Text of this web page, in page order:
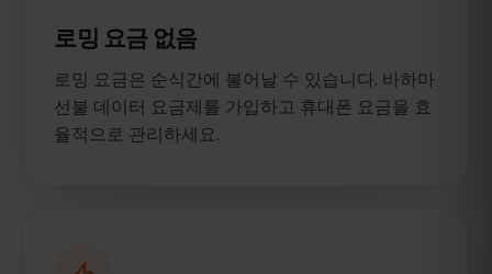
로밍 요금 없음
로밍 요금은 순식간에 불어날 수 있습니다. 바하마
선불 데이터 요금제를 가입하고 휴대폰 요금을 효
율적으로 관리하세요.